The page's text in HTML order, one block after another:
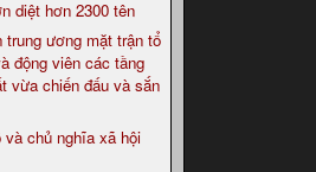
diệt hơn 2300 tên
ương mặt trận tổ
động viên các tầng
vừa chiến đấu và sắn
và chủ nghĩa xã hội